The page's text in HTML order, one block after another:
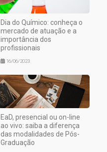
Dia do Químico: conheça o
mercado de atuação e a
importância dos
profissionais
16/06/2023
EaD, presencial ou on-line
ao vivo: saiba a diferença
das modalidades de Pós-
Graduação